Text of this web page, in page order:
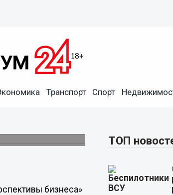
Транспорт Спорт
в
бизнеса»
ТОП